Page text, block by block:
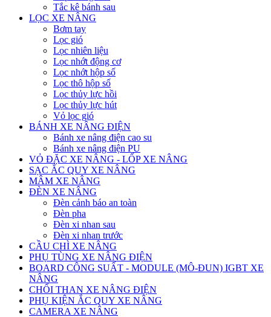
Tắc kê bánh sau
LỌC XE NÂNG
Bơm tay
Lọc gió
Lọc nhiên liệu
Lọc nhớt động cơ
Lọc nhớt hộp số
Lọc thô hộp số
Lọc thủy lực hồi
Lọc thủy lực hút
Vỏ lọc gió
BÁNH XE NÂNG ĐIỆN
Bánh xe nâng điện cao su
Bánh xe nâng điện PU
VỎ ĐẶC XE NÂNG - LỐP XE NÂNG
SẠC ẮC QUY XE NÂNG
MÂM XE NÂNG
ĐÈN XE NÂNG
Đèn cảnh báo an toàn
Đèn pha
Đèn xi nhan sau
Đèn xi nhan trước
CẦU CHÌ XE NÂNG
PHỤ TÙNG XE NÂNG ĐIỆN
BOARD CÔNG SUẤT - MODULE (MÔ-ĐUN) IGBT XE
NÂNG
CHỔI THAN XE NÂNG ĐIỆN
PHỤ KIỆN ẮC QUY XE NÂNG
CAMERA XE NÂNG